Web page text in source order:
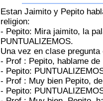
Estan Jaimito y Pepito
religion:
- Pepito: Mira jaimito, la
PUNTUALIZEMOS.
Una vez en clase
- Prof : Pepito, hablame de
- Pepito:
- Prof : Muy bien Pepito,
- Pepito: